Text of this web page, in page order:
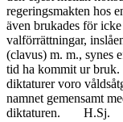
regeringsmakten hos
även brukades för
valförrättningar,
(clavus) m. m., synes
tid ha kommit ur bruk.
diktaturer voro
namnet gemensamt
diktaturen.	H.Sj.